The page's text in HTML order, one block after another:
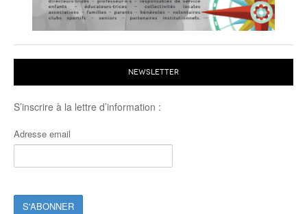
NEWSLETTER
S’inscrire à la lettre d’information :
Adresse email